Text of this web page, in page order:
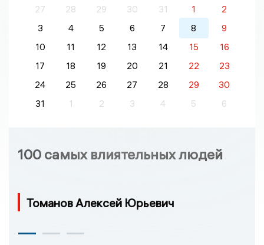
27
28 29 30 31 1
2
3
4 5 6 7 8
9
10
11 12 13 14 15
16
17
18 19 20 21 22
23
24
25 26 27 28 29
30
31
1 2 3 4 5 6
100 самых влиятельных людей
Томанов Алексей Юрьевич